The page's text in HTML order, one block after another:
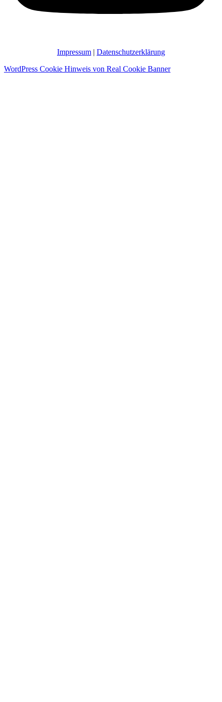
Impressum | Datenschutzerklärung
WordPress Cookie Hinweis von Real Cookie Banner